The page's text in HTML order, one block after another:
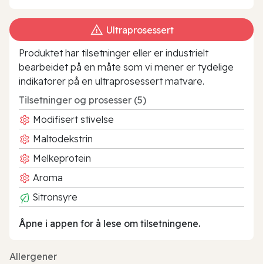
Ultraprosessert
Produktet har tilsetninger eller er industrielt
bearbeidet på en måte som vi mener er tydelige
indikatorer på en ultraprosessert matvare.
Tilsetninger og prosesser (5)
Modifisert stivelse
Maltodekstrin
Melkeprotein
Aroma
Sitronsyre
Åpne i appen for å lese om tilsetningene.
Allergener